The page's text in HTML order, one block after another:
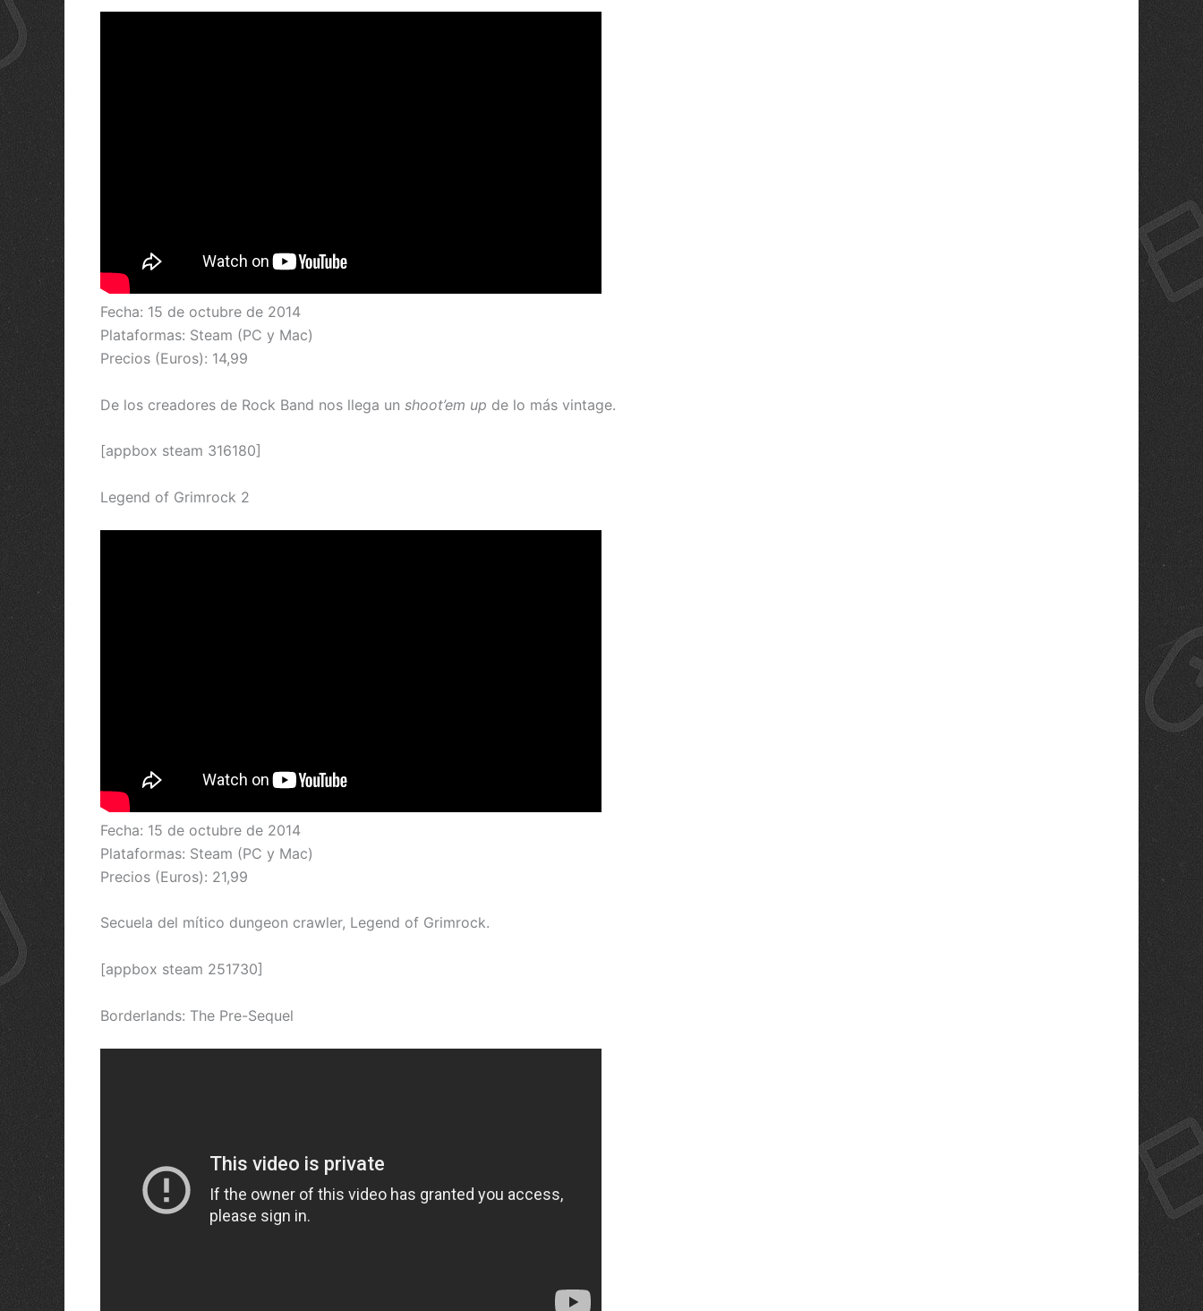
Fecha: 15 de octubre de 2014
Plataformas: Steam (PC y Mac)
Precios (Euros): 14,99
De los creadores de Rock Band nos llega un shoot’em up de lo más vintage.
[appbox steam 316180]
Legend of Grimrock 2
Fecha: 15 de octubre de 2014
Plataformas: Steam (PC y Mac)
Precios (Euros): 21,99
Secuela del mítico dungeon crawler, Legend of Grimrock.
[appbox steam 251730]
Borderlands: The Pre-Sequel